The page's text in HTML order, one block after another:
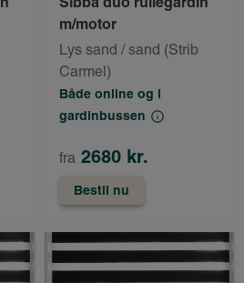
m/motor
Lys sand / sand (Strib
Carmel)
Både online og i
gardinbussen
fra 2680 kr.
Bestil nu